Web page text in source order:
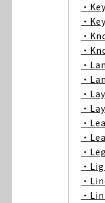
・
・
・
・
・
・
・
・
・
・
・
・
・
・